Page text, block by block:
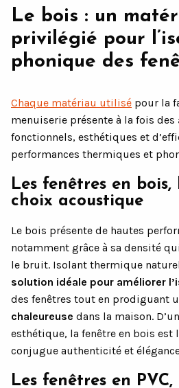
Le bois : un
privilégié pour
phonique des
Chaque matériau utilisé pour la
menuiserie présente à la fois des
fonctionnels, esthétiques et
performances thermiques et
Les fenêtres en bois,
choix acoustique
Le bois présente de hautes
notamment grâce à sa densité
le bruit. Isolant thermique
solution idéale pour améliorer
des fenêtres tout en prodiguant
chaleureuse dans la maison.
esthétique, la fenêtre en bois est
conjugue authenticité et
Les fenêtres en